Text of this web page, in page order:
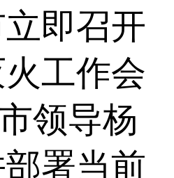
即召开
工作会
领导杨
署当前